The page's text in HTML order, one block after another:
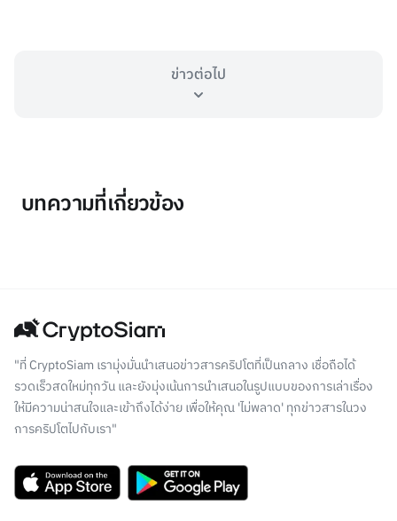
ข่าวต่อไป
บทความที่เกี่ยวข้อง
"ที่ CryptoSiam เรามุ่งมั่นนำเสนอข่าวสารคริปโตที่เป็นกลาง เชื่อถือได้
รวดเร็วสดใหม่ทุกวัน และยังมุ่งเน้นการนำเสนอในรูปแบบของการเล่าเรื่อง
ให้มีความน่าสนใจและเข้าถึงได้ง่าย เพื่อให้คุณ 'ไม่พลาด' ทุกข่าวสารในวง
การคริปโตไปกับเรา"